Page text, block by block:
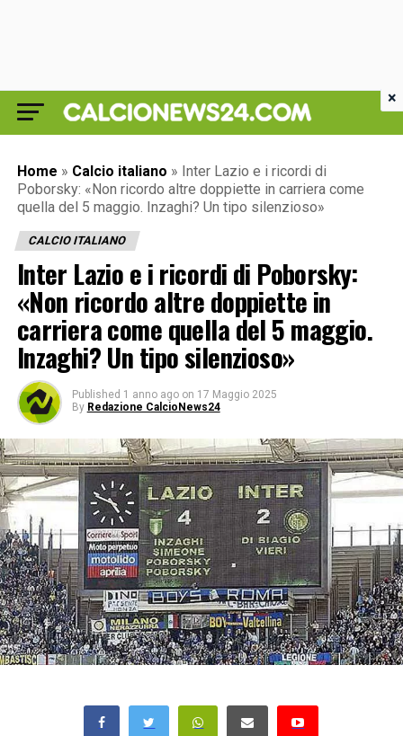
Home » Calcio italiano » Inter Lazio e i ricordi di
Poborsky: «Non ricordo altre doppiette in carriera come
quella del 5 maggio. Inzaghi? Un tipo silenzioso»
CALCIO ITALIANO
Inter Lazio e i ricordi di Poborsky:
«Non ricordo altre doppiette in
carriera come quella del 5 maggio.
Inzaghi? Un tipo silenzioso»
Published 1 anno ago on 17 Maggio 2025
By Redazione CalcioNews24
×